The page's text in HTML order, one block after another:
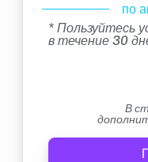
по
* Пользуйтесь
в течение 30
В